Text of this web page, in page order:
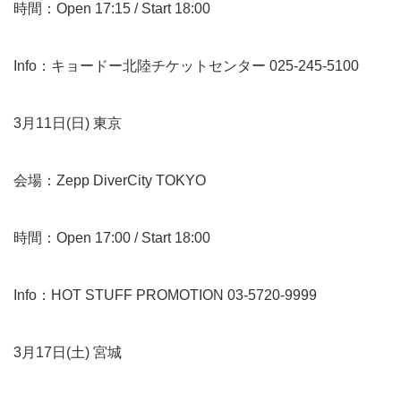
時間：Open 17:15 / Start 18:00
Info：キョードー北陸チケットセンター 025-245-5100
3月11日(日) 東京
会場：Zepp DiverCity TOKYO
時間：Open 17:00 / Start 18:00
Info：HOT STUFF PROMOTION 03-5720-9999
3月17日(土) 宮城